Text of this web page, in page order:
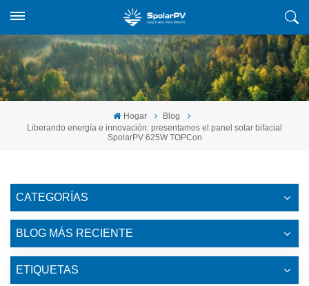
Hogar
Blog
Liberando energía e innovación: presentamos el panel solar bifacial
SpolarPV 625W TOPCon
CATEGORÍAS
BLOG MÁS RECIENTE
ETIQUETAS